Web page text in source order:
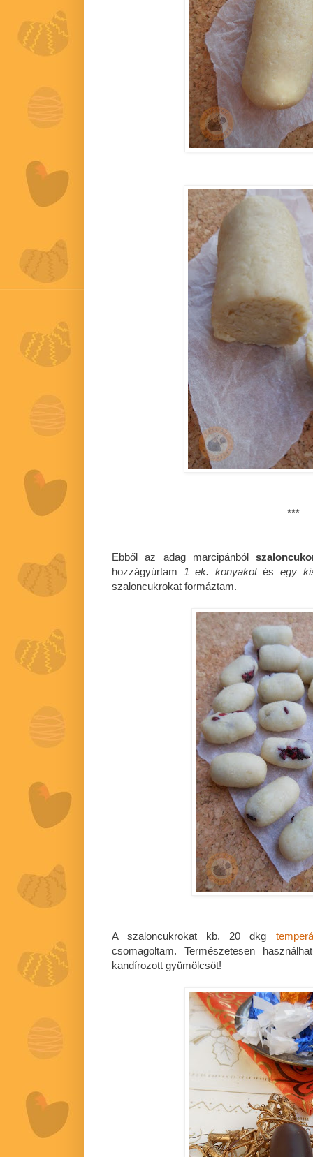
***
Ebből az adag marcipánból
hozzágyúrtam 1 ek. konyakotésegy
szaloncukrokat formáztam.
A szaloncukrokat kb. 20 dkg
csomagoltam. Természetesen
kandírozott gyümölcsöt!